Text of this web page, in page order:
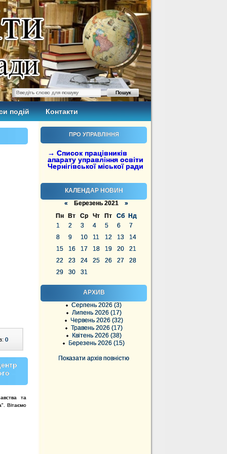
подій Контакти
ПРО УПРАВЛІННЯ
→ Список працівників
апарату управління освіти
Чернігівської міської ради
КАЛЕНДАР НОВИН
« Березень 2021 »
Пн
Вт Ср Чт Пт Сб
Нд
1
2 3 4 5 6
7
8
9 10 11 12 13
14
15
16 17 18 19 20
21
22
23 24 25 26 27
28
29
30 31
АРХИВ
Серпень 2026 (3)
Липень 2026 (17)
Червень 2026 (32)
Травень 2026 (17)
Квітень 2026 (38)
Березень 2026 (15)
Показати архів повністю
0
та
Вітаємо